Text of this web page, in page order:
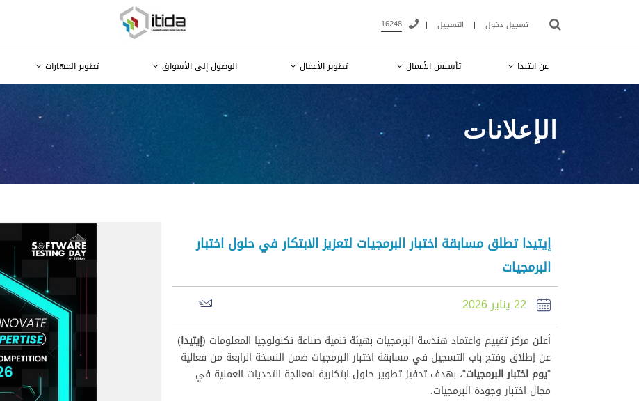
تسجيل دخول | التسجيل |
16248
عن ايتيدا تأسيس الأعمال تطوير الأعمال الوصول إلى الأسواق تطوير المهارات
الإعلانات
إيتيدا تطلق مسابقة اختبار البرمجيات لتعزيز الابتكار في حلول اختبار
البرمجيات
22 يناير 2026
أعلن مركز تقييم واعتماد هندسة البرمجيات بهيئة تنمية صناعة تكنولوجيا المعلومات (إيتيدا)
عن إطلاق وفتح باب التسجيل في مسابقة اختبار البرمجيات ضمن النسخة الرابعة من فعالية
"يوم اختبار البرمجيات"، بهدف تحفيز تطوير حلول ابتكارية لمعالجة التحديات العملية في
مجال اختبار وجودة البرمجيات.